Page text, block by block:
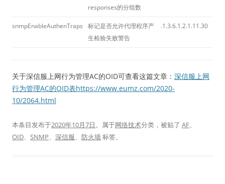
responses的分组数
snmpEnableAuthenTraps
标记是否允许代理程序产
生检验失败警告
.1.3.6.1.2.1.11.30
关于深信服上网行为管理AC的OID可查看这篇文章： 深信服上网
行为管理AC的OID表https://www.eumz.com/2020-
10/2064.html
本条目发布于2020年10月7日。属于网络技术分类，被贴了 AF、
OID、 SNMP、 深信服、 防火墙标签。